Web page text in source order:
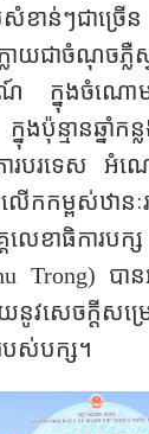
ខាន់ៗជាច្រ
ក្លាយជាចំណុចភ្
ណ៍ ក្នុងចំណោ
ងប៉ុន្មានឆ្នាំ
ការបរទេស
ើកកម្ពស់ឋាន
លេខាធិការ
Trong) បាន
នូវសេចក្តីសម្រ
បស់បក្ស។